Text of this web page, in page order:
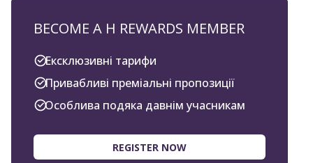
BECOME A H REWARDS MEMBER
Ексклюзивні тарифи
Привабливі преміальні пропозиції
Особлива подяка давнім учасникам
REGISTER NOW